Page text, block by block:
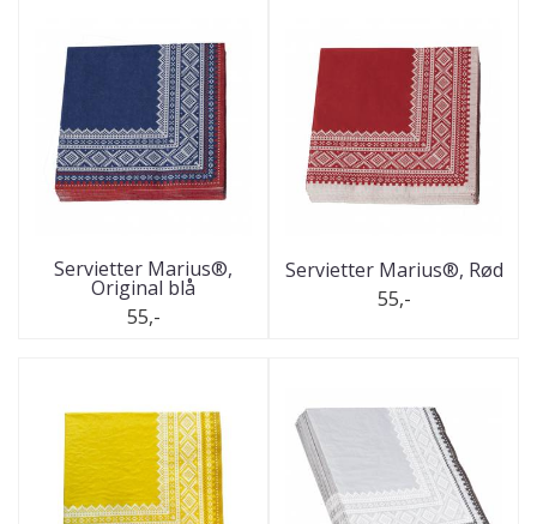
Servietter Marius®,
Original blå
55,-
Servietter Marius®, Rød
55,-